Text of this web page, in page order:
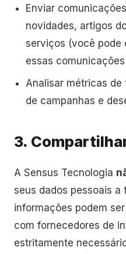
Enviar
novidades, artigos
serviços (você pode
essas
Analisar métricas
de campanhas e
3.
A Sensus Tecnologia
seus dados pessoais a
informações podem
com fornecedores de
estritamente